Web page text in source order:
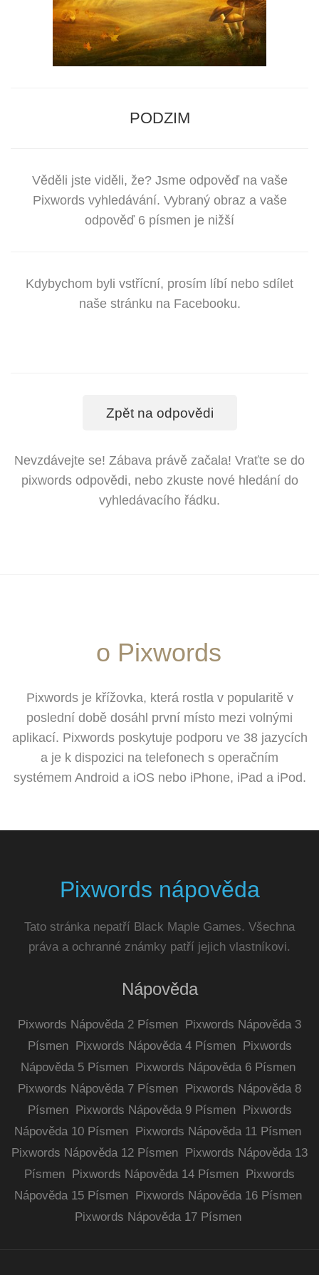
PODZIM
Věděli jste viděli, že? Jsme odpověď na vaše
Pixwords vyhledávání. Vybraný obraz a vaše
odpověď 6 písmen je nižší
Kdybychom byli vstřícní, prosím líbí nebo sdílet
naše stránku na Facebooku.
Zpět na odpovědi
Nevzdávejte se! Zábava právě začala! Vraťte se do
pixwords odpovědi, nebo zkuste nové hledání do
vyhledávacího řádku.
o Pixwords
Pixwords je křížovka, která rostla v popularitě v
poslední době dosáhl první místo mezi volnými
aplikací. Pixwords poskytuje podporu ve 38 jazycích
a je k dispozici na telefonech s operačním
systémem Android a iOS nebo iPhone, iPad a iPod.
Pixwords nápověda
Tato stránka nepatří Black Maple Games. Všechna
práva a ochranné známky patří jejich vlastníkovi.
Nápověda
Pixwords Nápověda 2 Písmen Pixwords Nápověda 3
Písmen
Pixwords Nápověda 4 Písmen
Pixwords
Nápověda 5 Písmen
Pixwords Nápověda 6 Písmen
Pixwords Nápověda 7 Písmen Pixwords Nápověda 8
Písmen
Pixwords Nápověda 9 Písmen
Pixwords
Nápověda 10 Písmen Pixwords Nápověda 11 Písmen
Pixwords Nápověda 12 Písmen Pixwords Nápověda 13
Písmen Pixwords Nápověda 14 Písmen Pixwords
Nápověda 15 Písmen
Pixwords Nápověda 16 Písmen
Pixwords Nápověda 17 Písmen